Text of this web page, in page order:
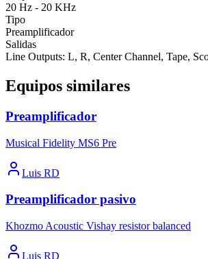
20 Hz - 20 KHz
Tipo
Preamplificador
Salidas
Line Outputs: L, R, Center Channel, Tape,
Equipos similares
Preamplificador
Musical Fidelity MS6 Pre
Luis RD
Preamplificador pasivo
Khozmo Acoustic Vishay resistor balanced
Luis RD